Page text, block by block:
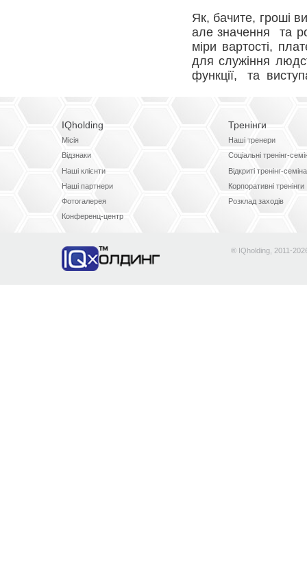
Як, бачите, гроші
але значення та
міри вартості,
для служіння
функції, та
IQholding
Місія
Відзнаки
Наші клієнти
Наші партнери
Фотогалерея
Конференц-центр
Тренінги
Наші тренери
Соціальні тренінг-
Відкриті тренінг-
Корпоративні тренінги
Розклад заходів
® IQholding, 2011-